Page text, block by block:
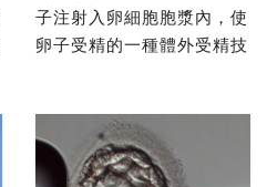
子注射入卵細胞胞漿內，使
卵子受精的一種體外受精技